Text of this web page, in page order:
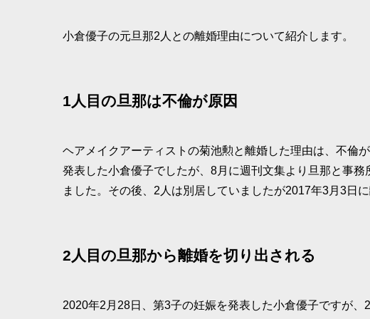
小倉優子の元旦那2人との離婚理由について紹介します。
1人目の旦那は不倫が原因
ヘアメイクアーティストの菊池勲と離婚した理由は、不倫
発表した小倉優子でしたが、8月に週刊文集より旦那と事
ました。その後、2人は別居していましたが2017年3月3日
2人目の旦那から離婚を切り出される
2020年2月28日、第3子の妊娠を発表した小倉優子ですが